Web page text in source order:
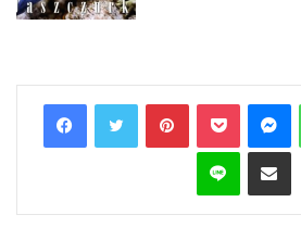
PinterestPocket
Line